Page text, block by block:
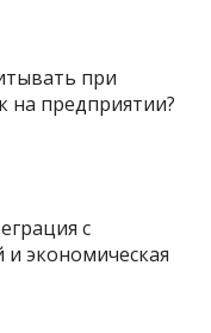
при
на предприятии?
с
экономическая